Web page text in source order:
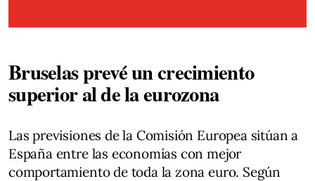
Bruselas prevé un crecimiento
superior al de la eurozona
Las previsiones de la Comisión Europea sitúan a
España entre las economías con mejor
comportamiento de toda la zona euro. Según